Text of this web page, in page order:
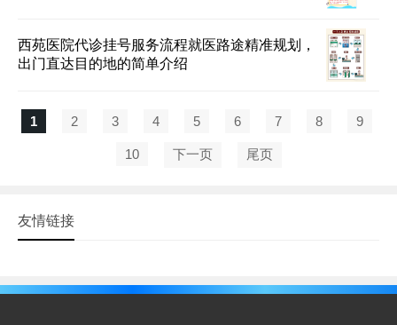
西苑医院代诊挂号服务流程就医路途精准规划，
出门直达目的地的简单介绍
1 2 3 4 5 6 7 8 9
10 下一页 尾页
友情链接